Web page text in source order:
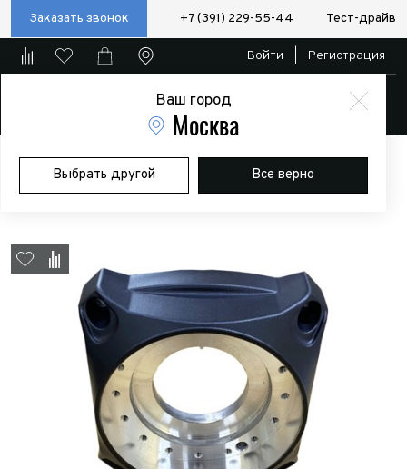
Заказать звонок +7 (391) 229-55-44 Тест-драйв
Ваш город
Москва
Выбрать другой Все верно
Войти Регистрация
Главная Магазин Дополнительное оборудование
Лебедки
Стойка редуктора для Comeup SOLO 12.5rs